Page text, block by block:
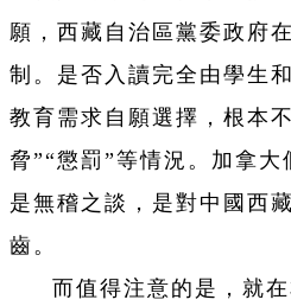
願，西藏自治區黨委政府
制。是否入讀完全由學生
教育需求自願選擇，根本
脅”“懲罰”等情況。加拿
是無稽之談，是對中國西
齒。
而值得注意的是，就